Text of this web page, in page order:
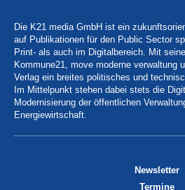
Die K21 media GmbH ist ein
auf Publikationen für den Public Sector
Print- als auch im Digitalbereich. Mit
Kommune21, move moderne verwaltung
Verlag ein breites politisches und
Im Mittelpunkt stehen dabei stets die
Modernisierung der öffentlichen
Energiewirtschaft.
Newsletter
Termine